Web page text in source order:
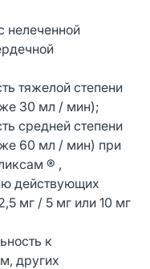
нелеченной
тяжелой степени
30 мл / мин);
средней степени
60 мл / мин) при
® ,
действующих
мг / 5 мг или 10 мг
к
других